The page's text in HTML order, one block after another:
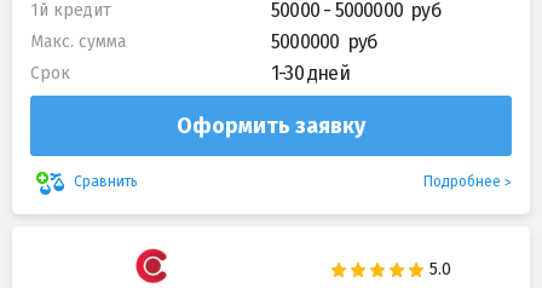
1й кредит 50000 - 5000000
Макс. сумма 5000000
Срок 1-30 дней
Оформить заявку
Сравнить Подробнее